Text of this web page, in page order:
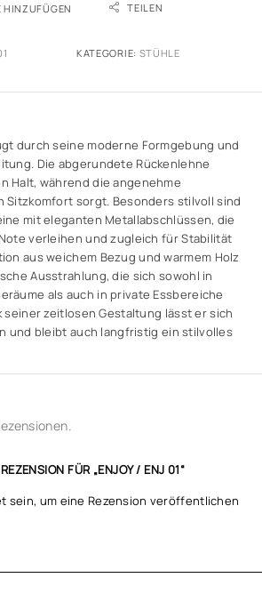
TEILEN
KATEGORIE: STÜHLE
durch seine moderne Formgebung und
Die abgerundete Rückenlehne
Halt, während die angenehme
Sitzkomfort sorgt. Besonders stilvoll sind
mit eleganten Metallabschlüssen, die
verleihen und zugleich für Stabilität
aus weichem Bezug und warmem Holz
Ausstrahlung, die sich sowohl in
als auch in private Essbereiche
zeitlosen Gestaltung lässt er sich
und bleibt auch langfristig ein stilvolles
FÜR „ENJOY / ENJ 01“
sein, um eine Rezension veröffentlichen